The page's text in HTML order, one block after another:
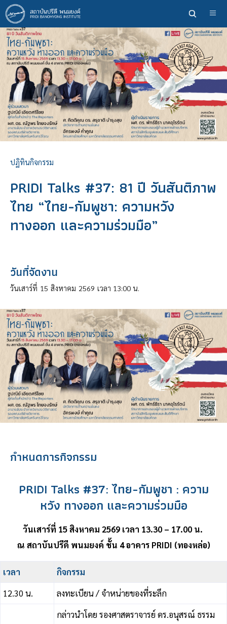
ข้าม
ไป
ยัง
เนื้อหา
หลัก
ปฏิทินกิจกรรม
PRIDI Talks #37: 81 ปี วันสันติภาพ
ไทย “ไทย-กัมพูชา: ความหวัง
ทางออก และความร่วมมือ”
วันที่จัดงาน
วันเสาร์ที่ 15 สิงหาคม 2569 เวลา 13:00 น.
กำหนดการกิจกรรม
PRIDI Talks #37: ไทย-กัมพูชา : ความ
หวัง ทางออก และความร่วมมือ
วันเสาร์ที่ 15 สิงหาคม 2569 เวลา 13.30 – 17.00 น.
ณ สถาบันปรีดี พนมยงค์ ชั้น 4 อาคาร PRIDI (ทองหล่อ)
เวลา
กิจกรรม
12.30 น.
ลงทะเบียน / จําหน่ายของที่ระลึก
กล่าวนําโดย รองศาสตราจารย์ ดร.อนุสรณ์ ธรรม